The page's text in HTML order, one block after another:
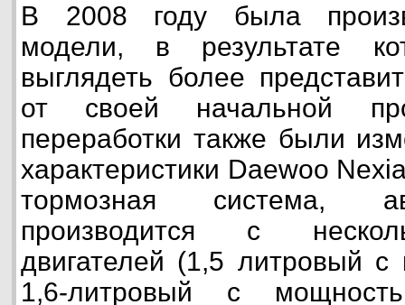
В 2008 году была
модели, в результате
выглядеть более
от своей начальной
переработки также были
характеристики Daewoo
тормозная система,
производится с
двигателей (1,5 литровый
1,6-литровый с